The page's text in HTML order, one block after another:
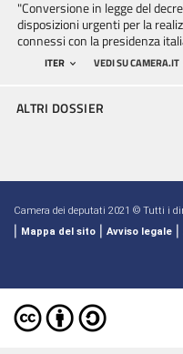
"Conversione in legge del
disposizioni urgenti per la
connessi con la presidenza
ITER VEDI SU CAMERA.IT
ALTRI DOSSIER
Camera dei deputati 2021 © Tutti i
| Mappa del sito | Avviso legale |